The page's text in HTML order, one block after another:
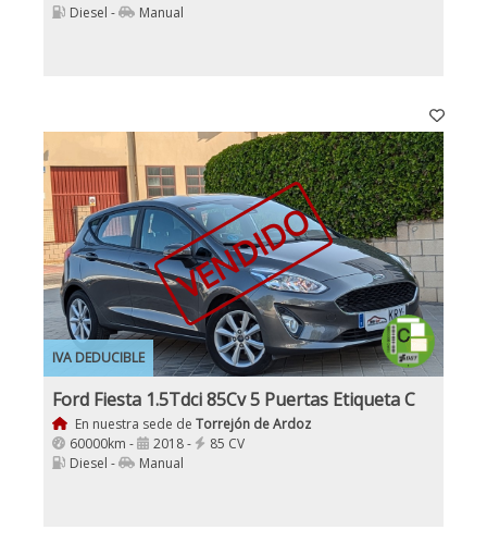
Diesel -
Manual
IVA DEDUCIBLE
VENDIDO
Ford Fiesta 1.5Tdci 85Cv 5 Puertas Etiqueta C
En nuestra sede de Torrejón de Ardoz
60000km -
2018 -
85 CV
Diesel -
Manual